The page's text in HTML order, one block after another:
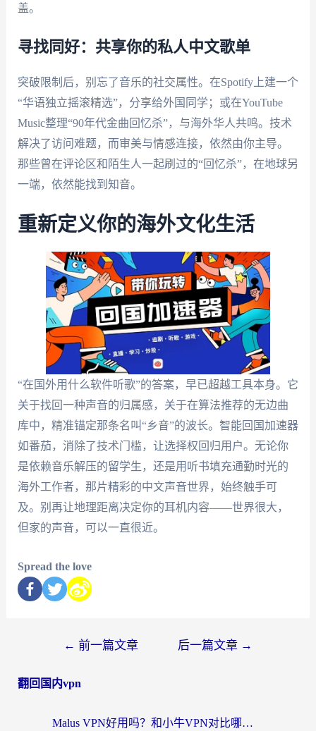
盖。
寻找同好：共享你的私人中文歌单
突破限制后，别忘了音乐的社交属性。在Spotify上建一个
“华语独立摇滚精选”，分享给外国同学；或在YouTube
Music整理“90年代金曲回忆杀”，与海外华人共鸣。技术
解决了访问难题，而审美与情感连接，依然由你主导。
那些曾在评论区和陌生人一起刷过的“回忆杀”，在地球另
一端，依然能找到知音。
重新定义你的海外文化生活
“在国外用什么软件听歌”的答案，早已超越工具本身。它
关于找回一种声音的归属感，关于在算法推荐的无边曲
库中，精准锚定那条名叫“乡音”的波长。智能回国加速器
如番茄，消除了技术门槛，让选择权回归用户。无论你
是依赖音乐解压的留学生，还是用听书填充通勤时光的
海外工作者，那片精彩的中文声音世界，始终触手可
及。别再让地理距离决定你的耳机内容——世界很大，
但家的声音，可以一直很近。
Spread the love
← 前一篇文章 后一篇文章 →
翻回国内vpn
Malus VPN好用吗？和小牛VPN对比哪个回国效果更好？海外党亲测实用指南